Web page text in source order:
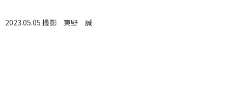
2023.05.05 撮影 東野 誠